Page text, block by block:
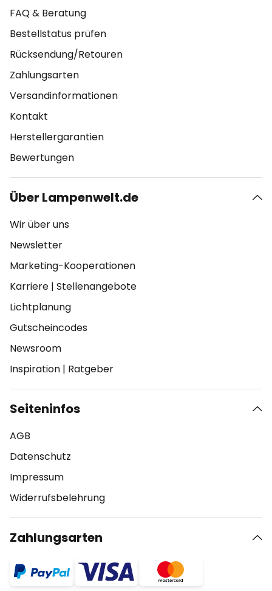
FAQ & Beratung
Bestellstatus prüfen
Rücksendung/Retouren
Zahlungsarten
Versandinformationen
Kontakt
Herstellergarantien
Bewertungen
Über Lampenwelt.de
Wir über uns
Newsletter
Marketing-Kooperationen
Karriere | Stellenangebote
Lichtplanung
Gutscheincodes
Newsroom
Inspiration | Ratgeber
Seiteninfos
AGB
Datenschutz
Impressum
Widerrufsbelehrung
Zahlungsarten